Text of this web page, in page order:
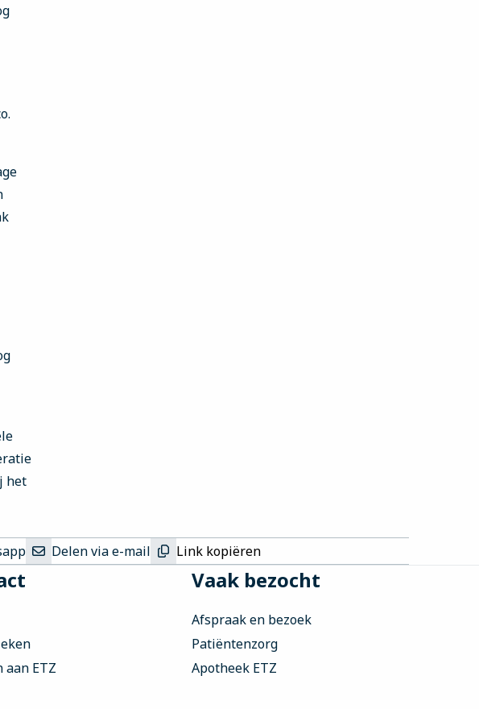
het
Delen via e-mail Link kopiëren
aan ETZ
Vaak bezocht
Afspraak en bezoek
Patiëntenzorg
Apotheek ETZ